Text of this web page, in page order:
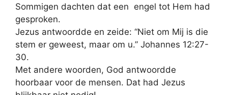
Sommigen dachten dat een engel tot Hem had
gesproken.
Jezus antwoordde en zeide: “Niet om Mij is die
stem er geweest, maar om u.” Johannes 12:27-
30.
Met andere woorden, God antwoordde
hoorbaar voor de mensen. Dat had Jezus